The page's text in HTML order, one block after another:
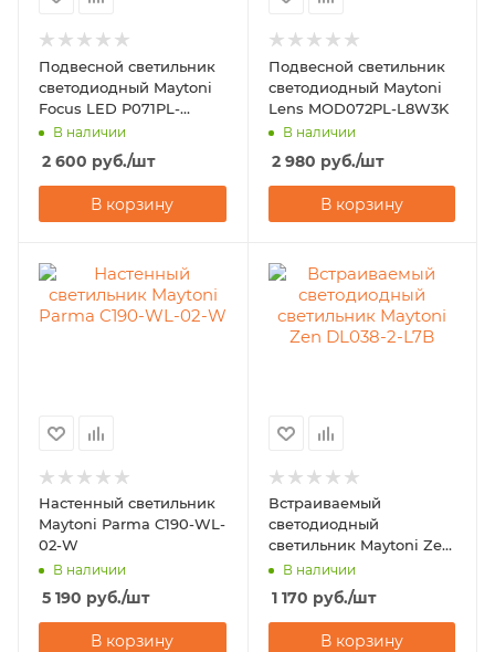
Подвесной светильник
светодиодный Maytoni
Focus LED P071PL-
L12W4K
В наличии
2 600 руб./шт
В корзину
Подвесной светильник
светодиодный Maytoni
Lens MOD072PL-L8W3K
В наличии
2 980 руб./шт
В корзину
Настенный светильник
Maytoni Parma C190-WL-
02-W
В наличии
5 190 руб./шт
В корзину
Встраиваемый
светодиодный
светильник Maytoni Zen
DL038-2-L7B
В наличии
1 170 руб./шт
В корзину